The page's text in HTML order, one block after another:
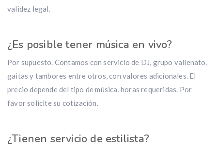
validez legal.
¿Es posible tener música en vivo?
Por supuesto. Contamos con servicio de DJ, grupo vallenato,
gaitas y tambores entre otros, con valores adicionales. El
precio depende del tipo de música, horas requeridas. Por
favor solicite su cotización.
¿Tienen servicio de estilista?